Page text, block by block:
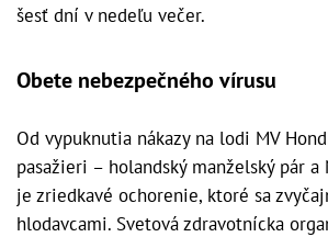
šesť dní v nedeľu večer.
Obete nebezpečného vírusu
Od vypuknutia nákazy na lodi MV
pasažieri – holandský manželský pár a
je zriedkavé ochorenie, ktoré sa
hlodavcami. Svetová zdravotnícka